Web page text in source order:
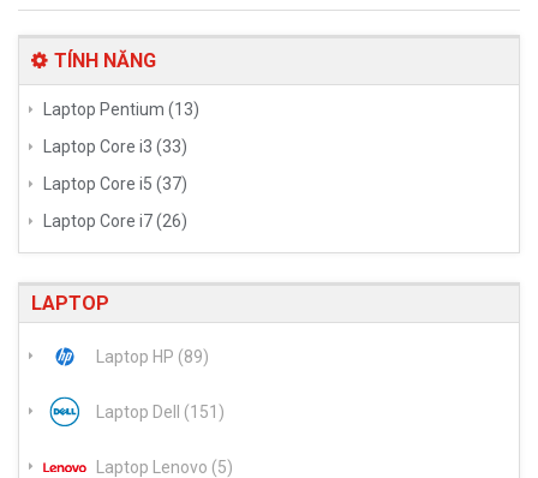
TÍNH NĂNG
Laptop Pentium (13)
Laptop Core i3 (33)
Laptop Core i5 (37)
Laptop Core i7 (26)
LAPTOP
Laptop HP (89)
Laptop Dell (151)
Laptop Lenovo (5)